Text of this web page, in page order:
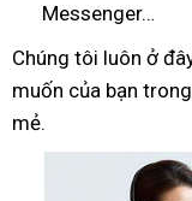
Messenger…
Chúng tôi luôn ở
muốn của bạn
mẻ.